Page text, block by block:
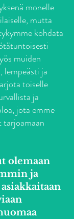
monelle
mutta
kohdata
muiden
lempeästi ja
toiselle
ja
jota emme
tarjoamaan
olemaan
ja